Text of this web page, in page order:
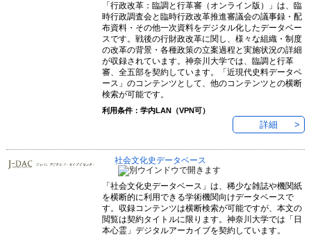
「行政改革：臨調と行革審（オンライン版）」は、臨
時行政調査会と臨時行政改革推進審議会の議事録・配
布資料・その他一次資料をデジタル化したデータベー
スです。戦後の行財政改革に関し、様々な組織・制度
の改革の背景・各種政策の立案過程と実施状況の詳細
が収録されています。神奈川大学では、臨調と行革
審、全五部を契約しています。「近現代史料データベ
ース」のコンテンツとして、他のコンテンツとの横断
検索が可能です。
利用条件：学内LAN（VPN可）
詳細
社会文化史データベース
「社会文化史データベース」は、稀少な雑誌や機関紙
を横断的に利用できる学術機関向けデータベースで
す。収録コンテンツは横断検索が可能ですが、本文の
閲覧は契約タイトルに限ります。神奈川大学では「日
本心霊」デジタルアーカイブを契約しています。